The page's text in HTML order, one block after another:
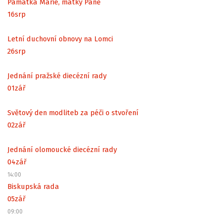
16srp
Letní duchovní obnovy na Lomci
26srp
Jednání pražské diecézní rady
01zář
Světový den modliteb za péči o stvoření
02zář
Jednání olomoucké diecézní rady
04zář
14:00
Biskupská rada
05zář
09:00